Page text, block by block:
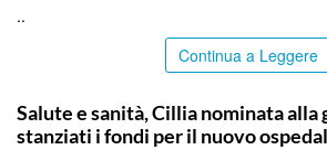
..
Continua a Leggere
Salute e sanità, Cillia nominata alla
stanziati i fondi per il nuovo